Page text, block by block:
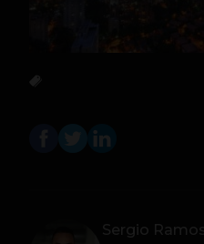
Sergio Ramos